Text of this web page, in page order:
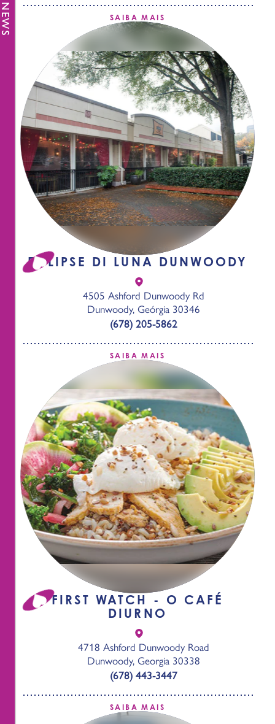
SAIBA MAIS
ECLIPSE DI LUNA DUNWOODY
4505 Ashford Dunwoody Rd
Dunwoody, Geórgia 30346
(678) 205-5862
SAIBA MAIS
FIRST WATCH - O CAFÉ
DIURNO
4718 Ashford Dunwoody Road
Dunwoody, Georgia 30338
(678) 443-3447
SAIBA MAIS